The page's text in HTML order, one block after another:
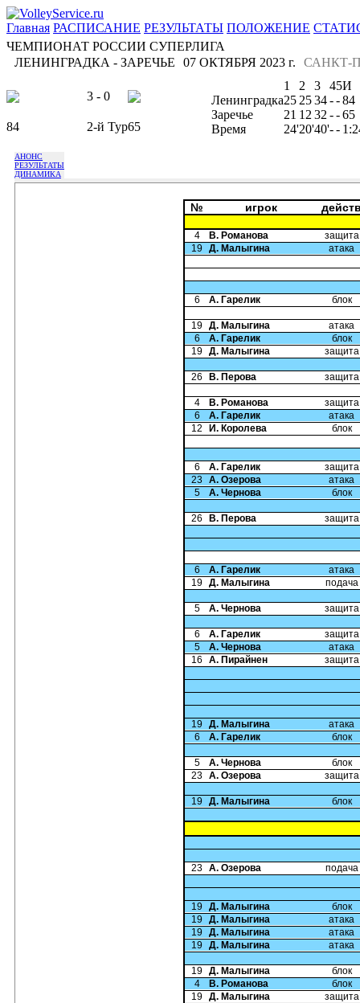
Главная РАСПИСАНИЕ РЕЗУЛЬТАТЫ ПОЛОЖЕНИЕ
ЧЕМПИОНАТ РОССИИ СУПЕРЛИГА
ЛЕНИНГРАДКА - ЗАРЕЧЬЕ
САНКТ-
07 ОКТЯБРЯ 2023 г.
3 - 0
84 2-й Тур65
1 2 3 45И
Ленинградка25 2534--84
Заречье
21 12 32 --65
Время
24'20'40'--
АНОНС
РЕЗУЛЬТАТЫ
ДИНАМИКА
№ игрок
4 В. Романова
защита
19 Д. Малыгина атака
6 А. Гарелик блок
19 Д. Малыгина
атака
6
А. Гарелик
блок
19 Д. Малыгина защита
26 В. Перова защита
4 В. Романова
защита
6
А. Гарелик
атака
12
И. Королева блок
6 А. Гарелик
защита
23 А. Озерова
атака
5
А. Чернова блок
26 В. Перова защита
6 А. Гарелик
атака
19 Д. Малыгина подача
5 А. Чернова защита
6 А. Гарелик
защита
5
А. Чернова
атака
16
А. Пирайнен защита
19 Д. Малыгина
атака
6
А. Гарелик блок
5 А. Чернова
блок
23 А. Озерова защита
19 Д. Малыгина блок
23 А. Озерова подача
19 Д. Малыгина
блок
19 Д. Малыгина
атака
19 Д. Малыгина
атака
19 Д. Малыгина атака
19 Д. Малыгина
блок
4
В. Романова
блок
19 Д. Малыгина
защита